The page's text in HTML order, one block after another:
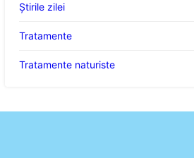
Știrile zilei
Tratamente
Tratamente naturiste